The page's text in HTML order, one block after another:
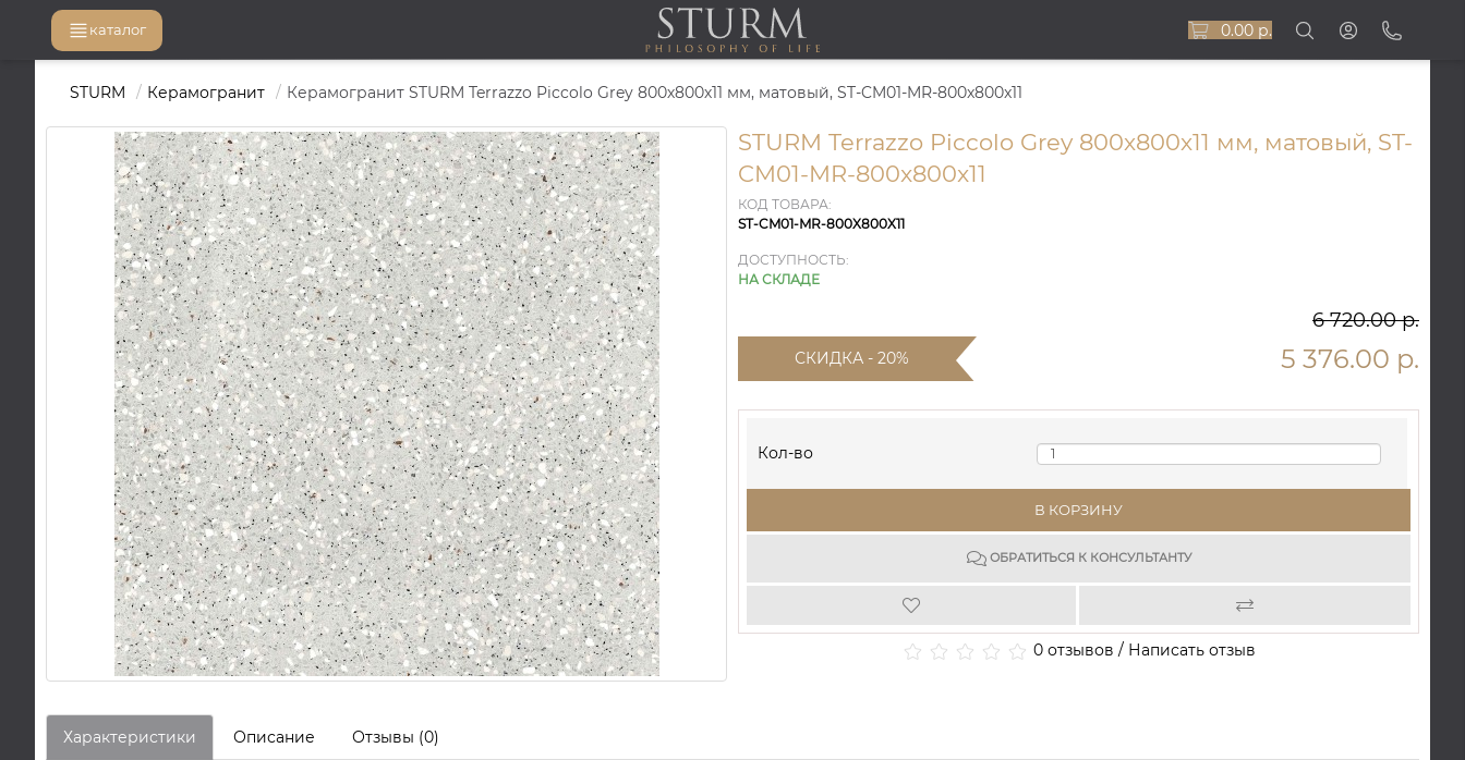
каталог 0.00 р.
STURM Керамогранит Керамогранит STURM Terrazzo Piccolo Grey 800х800х11 мм, матовый, ST-CM01-MR-800x800x11
STURM Terrazzo Piccolo Grey 800х800х11 мм, матовый, ST-
CM01-MR-800x800x11
КОД ТОВАРА:
ST-CM01-MR-800X800X11
ДОСТУПНОСТЬ:
НА СКЛАДЕ
6 720.00 р.
СКИДКА - 20% 5 376.00 р.
Кол-во
В КОРЗИНУ
ОБРАТИТЬСЯ К КОНСУЛЬТАНТУ
0 отзывов / Написать отзыв
Характеристики Описание Отзывы (0)